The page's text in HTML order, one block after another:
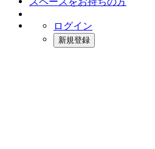
ログイン
新規登録